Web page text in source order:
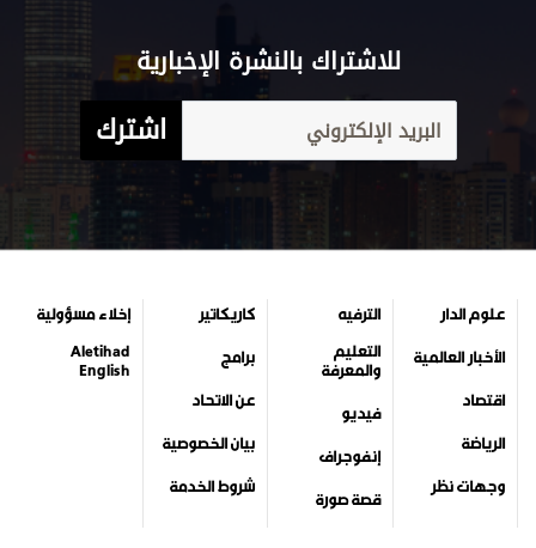
للاشتراك بالنشرة الإخبارية
اشترك
علوم الدار
الأخبار العالمية
اقتصاد
الرياضة
وجهات نظر
الترفيه
التعليم
والمعرفة
فيديو
إنفوجراف
قصة صورة
كاريكاتير
برامج
عن الاتحاد
بيان الخصوصية
شروط الخدمة
إخلاء مسؤولية
Aletihad
English